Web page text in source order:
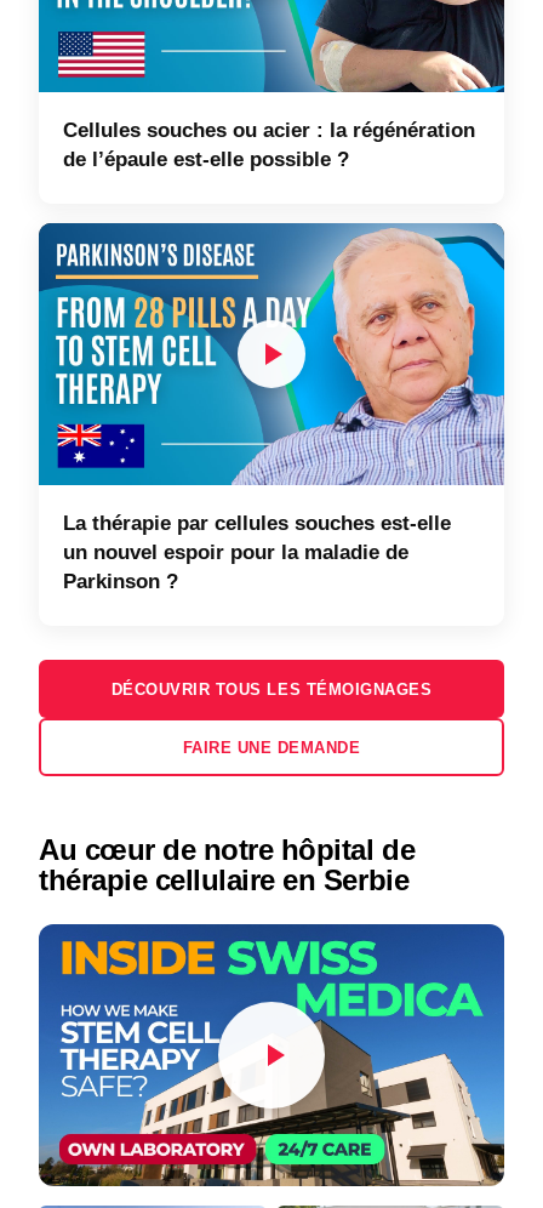
Cellules souches ou acier : la régénération
de l’épaule est-elle possible ?
La thérapie par cellules souches est-elle
un nouvel espoir pour la maladie de
Parkinson ?
DÉCOUVRIR TOUS LES TÉMOIGNAGES
FAIRE UNE DEMANDE
Au cœur de notre hôpital de
thérapie cellulaire en Serbie